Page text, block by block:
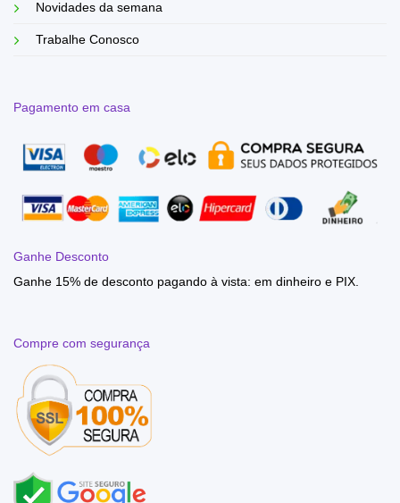
Novidades da semana
Trabalhe Conosco
Pagamento em casa
Ganhe Desconto
Ganhe 15% de desconto pagando à vista: em dinheiro e PIX.
Compre com segurança